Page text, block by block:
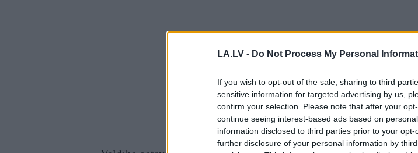
LA.LV - Do Not Process My Personal
If you wish to opt-out of the sale, sharing to third
sensitive information for targeted advertising by us,
confirm your selection. Please note that after your
continue seeing interest-based ads based on
information disclosed to third parties prior to your
further disclosure of your personal information by